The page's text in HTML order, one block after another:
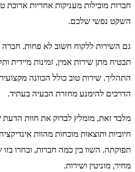
חברות מובילות מעניקות אחריות ארוכת
השקט נפשי שלכם.
גם השירות ללקוח חשוב לא פחות.
תבטיח מתן שירות אמין, זמינות מיידית
התהליך. שירות טוב כולל הכוונה
הדרכים להימנע מחזרת הבעיה בעתיד.
מלבד זאת, מומלץ לבדוק את חוות הדעת
חיוביות ותוצאות מוכחות מהוות
תפוקתה. השוו בין כמה חברות, ובחרו
מחיר, מוניטין ושירות.